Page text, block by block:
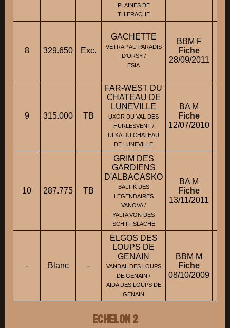
PLAINES DE
THIERACHE
8 329.650 Exc.
GACHETTE
VETRAP AU PARADIS
D'ORSY /
ESIA
BBM F
Fiche
28/09/2011
9 315.000 TB
FAR-WEST DU
CHATEAU DE
LUNEVILLE
UXOR DU VAL DES
HURLESVENT /
ULKA DU CHATEAU
DE LUNEVILLE
BA M
Fiche
12/07/2010
10 287.775 TB
GRIM DES
GARDIENS
D'ALBACASKO
BALTIK DES
LEGENDAIRES
VANOVA /
YALTA VON DES
SCHIFFSLACHE
BA M
Fiche
13/11/2011
- Blanc -
ELGOS DES
LOUPS DE
GENAIN
VANDAL DES LOUPS
DE GENAIN /
AIDA DES LOUPS DE
GENAIN
BBM M
Fiche
08/10/2009
ECHELON 2